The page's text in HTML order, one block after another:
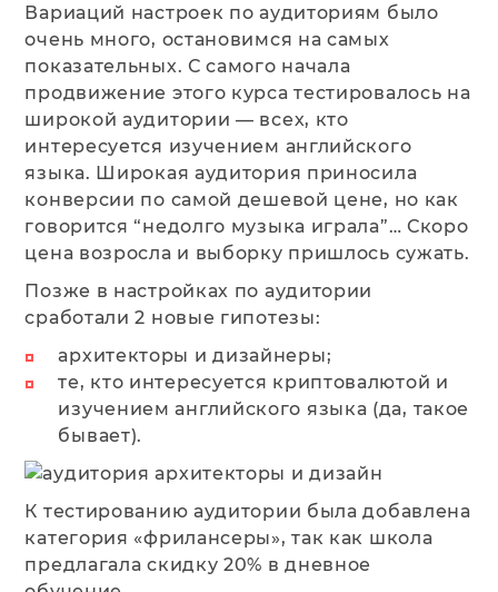
Вариаций настроек по аудиториям было
очень много, остановимся на самых
показательных. С самого начала
продвижение этого курса тестировалось на
широкой аудитории — всех, кто
интересуется изучением английского
языка. Широкая аудитория приносила
конверсии по самой дешевой цене, но как
говорится “недолго музыка играла”… Скоро
цена возросла и выборку пришлось сужать.
Позже в настройках по аудитории
сработали 2 новые гипотезы:
архитекторы и дизайнеры;
те, кто интересуется криптовалютой и
изучением английского языка (да, такое
бывает).
К тестированию аудитории была добавлена
категория «‎фрилансеры»‎, так как школа
предлагала скидку 20% в дневное